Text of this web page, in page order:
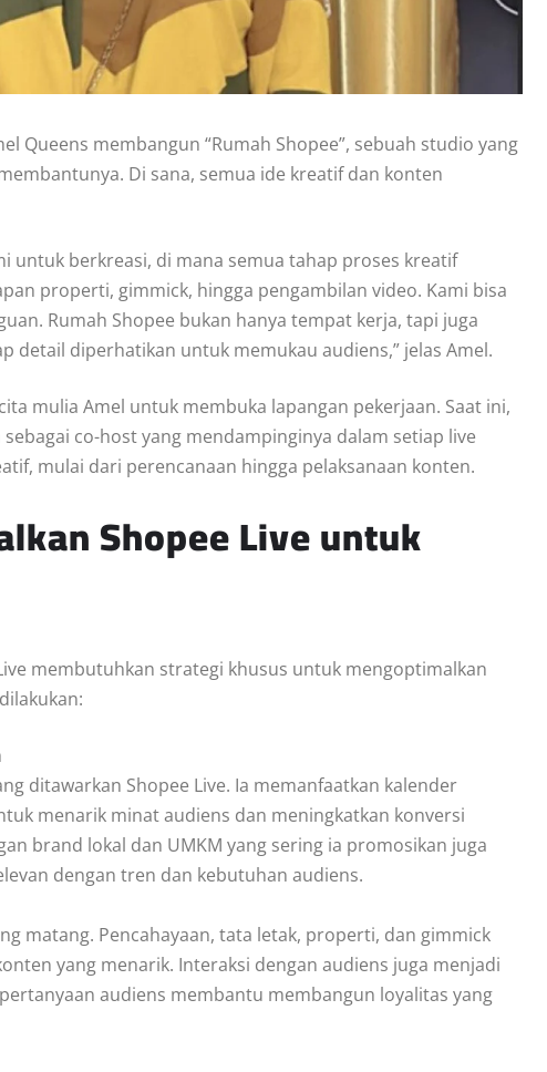
Queens membangun “Rumah Shopee”, sebuah studio yang
Di sana, semua ide kreatif dan konten
untuk berkreasi, di mana semua tahap proses kreatif
properti, gimmick, hingga pengambilan video. Kami bisa
Rumah Shopee bukan hanya tempat kerja, tapi juga
detail diperhatikan untuk memukau audiens,” jelas Amel.
mulia Amel untuk membuka lapangan pekerjaan. Saat ini,
co-host yang mendampinginya dalam setiap live
mulai dari perencanaan hingga pelaksanaan konten.
Shopee Live untuk
membutuhkan strategi khusus untuk mengoptimalkan
ditawarkan Shopee Live. Ia memanfaatkan kalender
menarik minat audiens dan meningkatkan konversi
brand lokal dan UMKM yang sering ia promosikan juga
dengan tren dan kebutuhan audiens.
matang. Pencahayaan, tata letak, properti, dan gimmick
yang menarik. Interaksi dengan audiens juga menjadi
audiens membantu membangun loyalitas yang